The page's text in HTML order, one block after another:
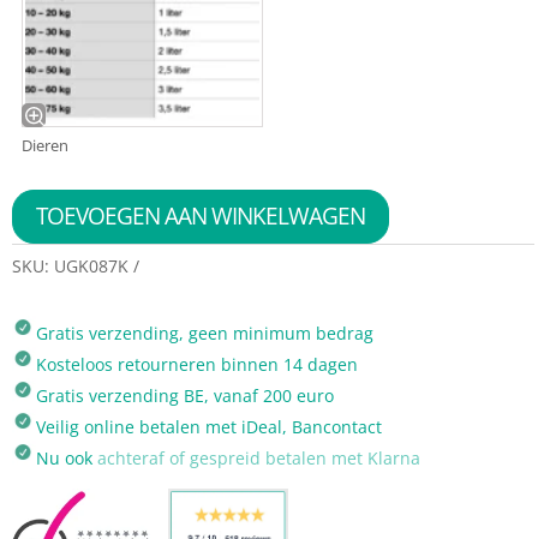
Dieren
TOEVOEGEN AAN WINKELWAGEN
SKU: UGK087K
Gratis verzending, geen minimum bedrag
Kosteloos retourneren binnen 14 dagen
Gratis verzending BE, vanaf 200 euro
Veilig online betalen met iDeal, Bancontact
Nu ook achteraf of gespreid betalen met Klarna